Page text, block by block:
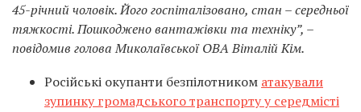
45-річний чоловік. Його госпіталізовано, стан – середньої
тяжкості. Пошкоджено вантажівки та техніку”, –
повідомив голова Миколаївської ОВА Віталій Кім.
Російські окупанти безпілотником атакували
зупинку громадського транспорту у середмісті